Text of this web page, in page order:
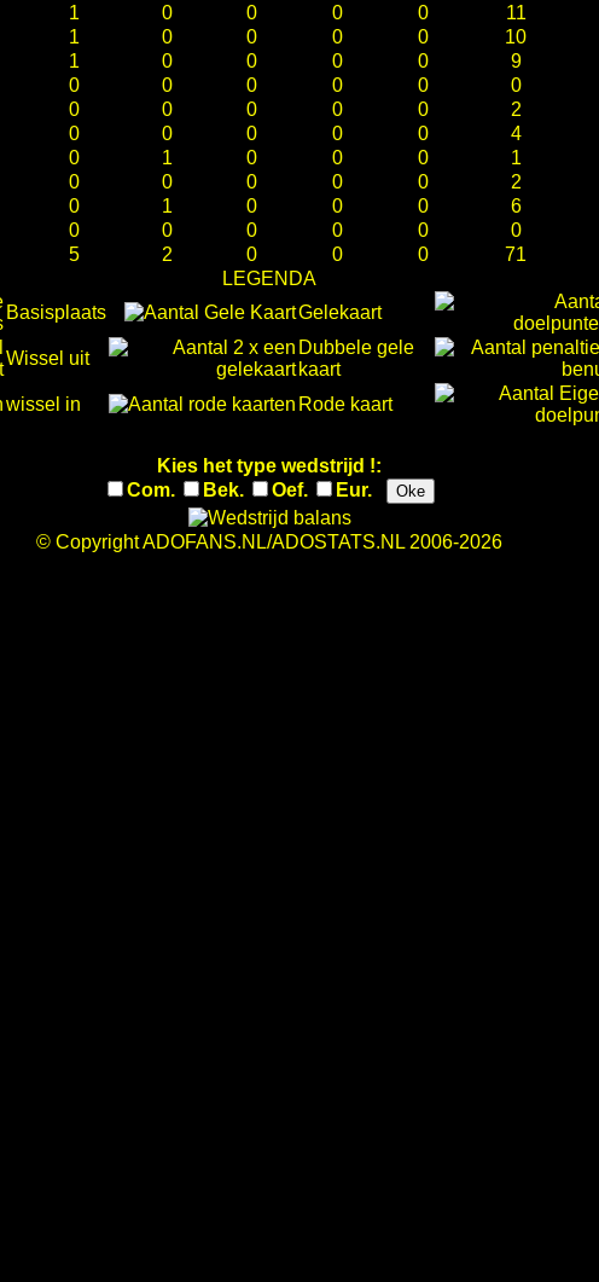
1 0 0 0 0 11
1 0 0 0 0 10
1 0 0 0 0 9
0 0 0 0 0 0
0 0 0 0 0 2
0 0 0 0 0 4
0 1 0 0 0 1
0 0 0 0 0 2
0 1 0 0 0 6
0 0 0 0 0 0
5 2 0 0 0 71
LEGENDA
Basisplaats
Gelekaart
Wissel uit
Dubbele gele
kaart
wissel in Rode kaart
Kies het type wedstrijd !:
Com.
Bek. Oef. Eur. Oke
© Copyright ADOFANS.NL/ADOSTATS.NL 2006-2026